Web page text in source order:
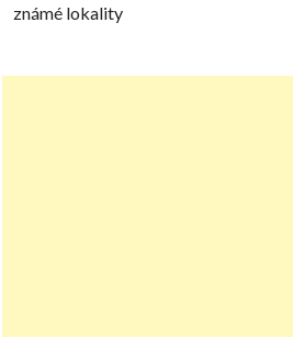
známé lokality